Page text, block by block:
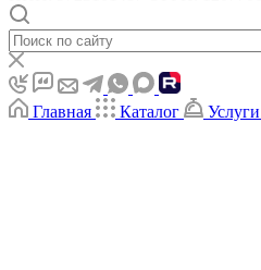
Главная Каталог Услуги